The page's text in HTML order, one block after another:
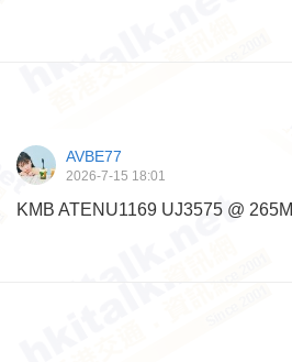
AVBE77
2026-7-15 18:01
KMB ATENU1169 UJ3575 @ 265M